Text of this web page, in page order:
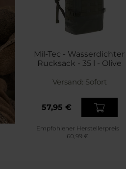
Mil-Tec - Wasserdichter
Rucksack - 35 l - Olive
Versand: Sofort
57,95 €
Empfohlener Herstellerpreis
60,99 €